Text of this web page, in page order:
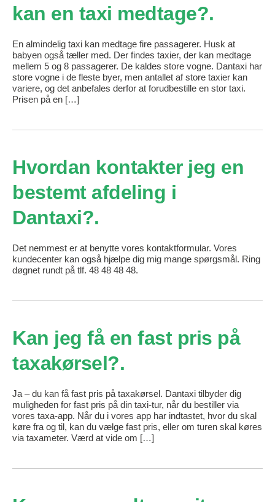
kan en taxi medtage?
En almindelig taxi kan medtage fire passagerer. Husk at
babyen også tæller med. Der findes taxier, der kan medtage
mellem 5 og 8 passagerer. De kaldes store vogne. Dantaxi har
store vogne i de fleste byer, men antallet af store taxier kan
variere, og det anbefales derfor at forudbestille en stor taxi.
Prisen på en […]
Hvordan kontakter jeg en
bestemt afdeling i
Dantaxi?
Det nemmest er at benytte vores kontaktformular. Vores
kundecenter kan også hjælpe dig mig mange spørgsmål. Ring
døgnet rundt på tlf. 48 48 48 48.
Kan jeg få en fast pris på
taxakørsel?
Ja – du kan få fast pris på taxakørsel. Dantaxi tilbyder dig
muligheden for fast pris på din taxi-tur, når du bestiller via
vores taxa-app. Når du i vores app har indtastet, hvor du skal
køre fra og til, kan du vælge fast pris, eller om turen skal køres
via taxameter. Værd at vide om […]